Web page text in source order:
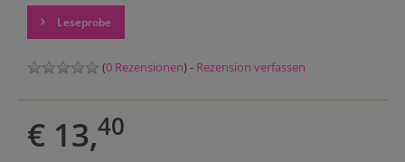
Leseprobe
(0 Rezensionen) - Rezension verfassen
€ 13,40